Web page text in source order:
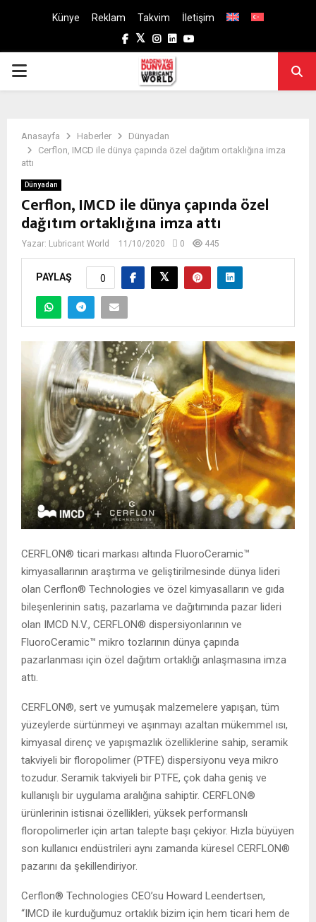
Künye Reklam Takvim
İletişim
Facebook
TwitterInstagram
LinkedinYoutube
PRIMARY
Anasayfa Haberler
Dünyadan
Cerflon, IMCD ile dünya çapında özel dağıtım ortaklığına imza
attı
Dünyadan
Cerflon, IMCD ile dünya çapında özel
dağıtım ortaklığına imza attı
Yazar: Lubricant World 11/10/2020 0 445
PAYLAŞ 0
CERFLON® ticari markası altında FluoroCeramic™
kimyasallarının araştırma ve geliştirilmesinde dünya lideri
olan Cerflon® Technologies ve özel kimyasalların ve gıda
bileşenlerinin satış, pazarlama ve dağıtımında pazar lideri
olan IMCD N.V., CERFLON® dispersiyonlarının ve
FluoroCeramic™ mikro tozlarının dünya çapında
pazarlanması için özel dağıtım ortaklığı anlaşmasına imza
attı.
CERFLON®, sert ve yumuşak malzemelere yapışan, tüm
yüzeylerde sürtünmeyi ve aşınmayı azaltan mükemmel ısı,
kimyasal direnç ve yapışmazlık özelliklerine sahip, seramik
takviyeli bir floropolimer (PTFE) dispersiyonu veya mikro
tozudur. Seramik takviyeli bir PTFE, çok daha geniş ve
kullanışlı bir uygulama aralığına sahiptir. CERFLON®
ürünlerinin istisnai özellikleri, yüksek performanslı
floropolimerler için artan talepte başı çekiyor. Hızla büyüyen
son kullanıcı endüstrileri aynı zamanda küresel CERFLON®
pazarını da şekillendiriyor.
Cerflon® Technologies CEO’su Howard Leendertsen,
“IMCD ile kurduğumuz ortaklık bizim için hem ticari hem de